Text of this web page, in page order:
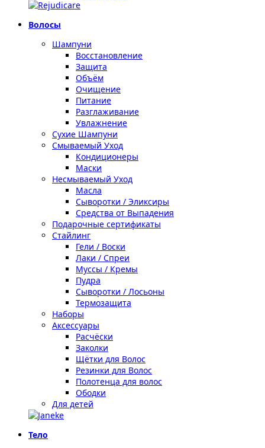
Волосы
Шампуни
Восстановление
Защита
Объём
Очищение
Питание
Разглаживание
Увлажнение
Сухие Шампуни
Смываемый Уход
Кондиционеры
Маски
Несмываемый Уход
Масла
Сыворотки / Эликсиры
Средства от Выпадения
Подарочные сертификаты
Стайлинг
Гели / Воски
Лаки / Спреи
Муссы / Кремы
Пудра
Сыворотки / Лосьоны
Термозащита
Наборы
Аксессуары
Расчёски
Заколки
Щётки для Волос
Резинки для Волос
Полотенца для волос
Ободки
Для детей
Тело